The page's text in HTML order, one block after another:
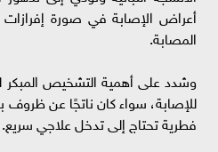
أعراض الإصابة في صورة
المصابة.
وشدد على أهمية التشخيص المبكر
للإصابة، سواء كان ناتجًا عن ظروف
فطرية تحتاج إلى تدخل علاجي سريع.